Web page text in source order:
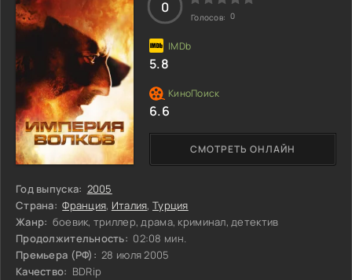
проституткой становится для него возможностью
отомстить
Год выпуска: 2005
Страна: Франция, Италия,Турция
Жанр: боевик, триллер, драма, криминал, детектив
Продолжительность: 02:08 мин.
Премьера (РФ): 28 июля 2005
Качество: BDRip
СМОТРЕТЬ ОНЛАЙН
0
Голосов: 0
5.8
6.6